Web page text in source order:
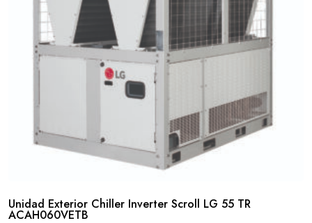
Unidad Exterior Chiller Inverter Scroll LG 55 TR
ACAH060VETB